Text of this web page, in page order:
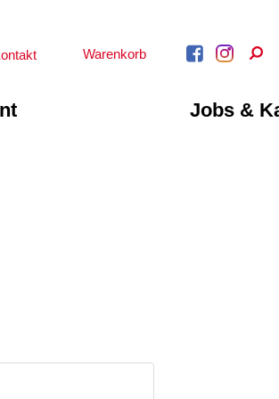
Warenkorb
Jobs &